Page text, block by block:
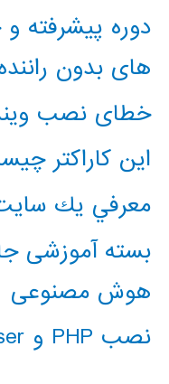
دوره پیشرفته
های بدون
خطای نصب
این کاراکتر چیست؟
معرفي يك
بسته آموزشی
هوش مصنوعی
نصب PHP و composer در ویندوز 10